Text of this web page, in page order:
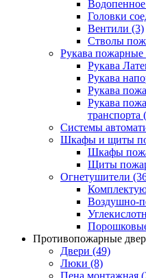
Головки
Вентили (3)
Стволы
Рукава пожарные
Рукава
Рукава
Рукава
Рукава
транспорта
Системы
Шкафы и щиты
Шкафы
Щиты
Огнетушители
Воздушно-
Противопожарные
Двери (49)
Люки (8)
Пена монтажная